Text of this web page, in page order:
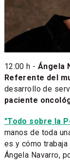
12:00 h - Ángela
Referente del
desarrollo de
paciente
"Todo sobre la
manos de toda
es y cómo
Ángela Navarro,